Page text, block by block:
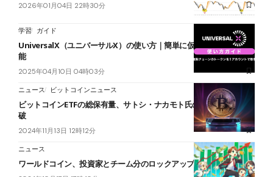
2026年01月04日 22時30分
学習 ガイド
UniversalX（ユニバーサルX）の使い方｜簡単に仮想通貨を購入可
能
2025年04月10日 04時03分
ニュース ビットコインニュース
ビットコインETFの総保有量、サトシ・ナカモト氏の推定保有量を突
破
2024年11月13日 12時12分
ニュース
ワールドコイン、投資家とチーム分のロックアップ期間を延長